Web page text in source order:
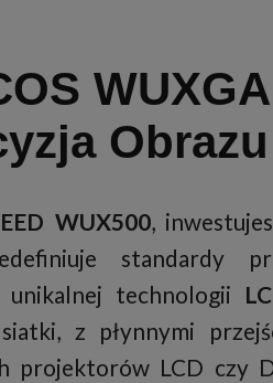
Obrazu
WUX500,
standardy
unikalnej technologii
z płynnymi
projektorów LCD czy